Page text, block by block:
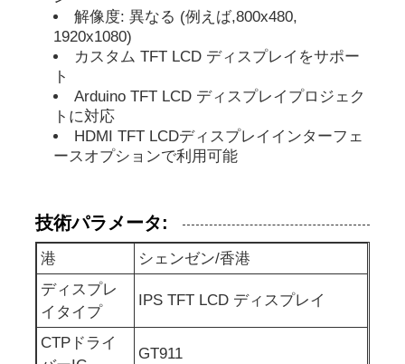
表示IPSのLCD
TFT LCDタッチスクリーン
携帯型LCDモニター
OLEDの表示モジュール
車LCDの表示
円状のLCD画面
解像度: 異なる (例えば,800x480,
1920x1080)
カスタム TFT LCD ディスプレイをサポー
ト
Arduino TFT LCD ディスプレイプロジェク
トに対応
HDMI TFT LCDディスプレイインターフェ
ースオプションで利用可能
技術パラメータ:
港
シェンゼン/香港
ディスプレ
イタイプ
IPS TFT LCD ディスプレイ
CTPドライ
GT911